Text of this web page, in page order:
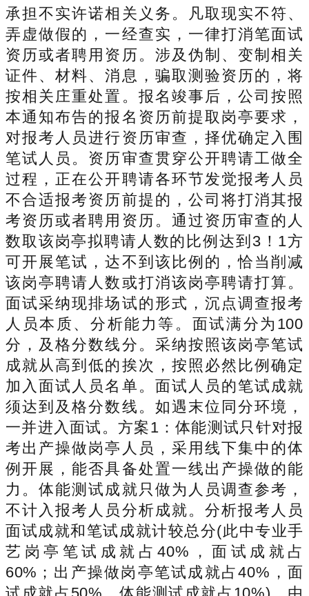
承担不实许诺相关义务。凡取现实不符、
弄虚做假的，一经查实，一律打消笔面试
资历或者聘用资历。涉及伪制、变制相关
证件、材料、消息，骗取测验资历的，将
按相关庄重处置。报名竣事后，公司按照
本通知布告的报名资历前提取岗亭要求，
对报考人员进行资历审查，择优确定入围
笔试人员。资历审查贯穿公开聘请工做全
过程，正在公开聘请各环节发觉报考人员
不合适报考资历前提的，公司将打消其报
考资历或者聘用资历。通过资历审查的人
数取该岗亭拟聘请人数的比例达到3！1方
可开展笔试，达不到该比例的，恰当削减
该岗亭聘请人数或打消该岗亭聘请打算。
面试采纳现排场试的形式，沉点调查报考
人员本质、分析能力等。面试满分为100
分，及格分数线分。采纳按照该岗亭笔试
成就从高到低的挨次，按照必然比例确定
加入面试人员名单。面试人员的笔试成就
须达到及格分数线。如遇末位同分环境，
一并进入面试。方案1：体能测试只针对报
考出产操做岗亭人员，采用线下集中的体
例开展，能否具备处置一线出产操做的能
力。体能测试成就只做为人员调查参考，
不计入报考人员分析成就。分析报考人员
面试成就和笔试成就计较总分(此中专业手
艺岗亭笔试成就占40%，面试成就占
60%；出产操做岗亭笔试成就占40%，面